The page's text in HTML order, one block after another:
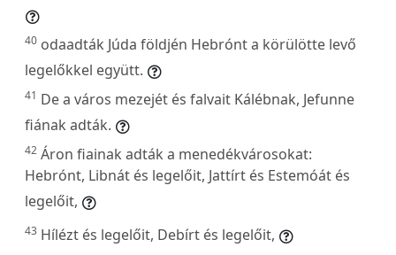
40 odaadták Júda földjén Hebrónt a körülötte levő
legelőkkel együtt.
41 De a város mezejét és falvait Kálébnak, Jefunne
fiának adták.
42 Áron fiainak adták a menedékvárosokat:
Hebrónt, Libnát és legelőit, Jattírt és Estemóát és
legelőit,
43 Hílézt és legelőit, Debírt és legelőit,